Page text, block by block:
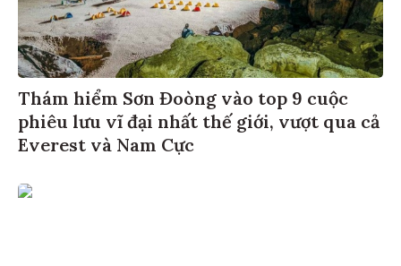
Thám hiểm Sơn Đoòng vào top 9 cuộc
phiêu lưu vĩ đại nhất thế giới, vượt qua cả
Everest và Nam Cực